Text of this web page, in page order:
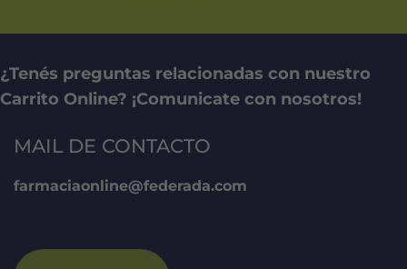
¿Tenés preguntas relacionadas con nuestro
Carrito Online? ¡Comunicate con nosotros!
MAIL DE CONTACTO
farmaciaonline@federada.com